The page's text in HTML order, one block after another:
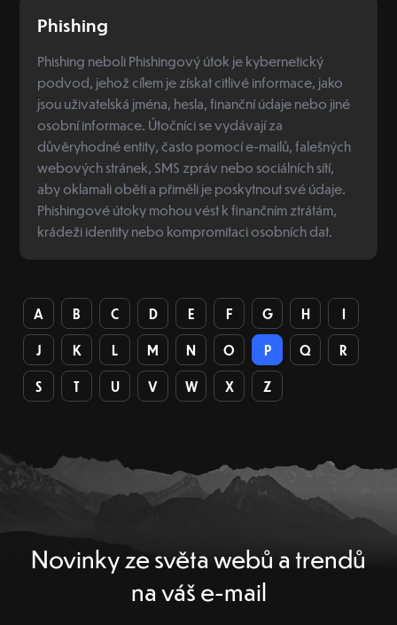
Phishing
Phishing neboli Phishingový útok je kybernetický
podvod, jehož cílem je získat citlivé informace, jako
jsou uživatelská jména, hesla, finanční údaje nebo jiné
osobní informace. Útočníci se vydávají za
důvěryhodné entity, často pomocí e-mailů, falešných
webových stránek, SMS zpráv nebo sociálních sítí,
aby oklamali oběti a přiměli je poskytnout své údaje.
Phishingové útoky mohou vést k finančním ztrátám,
krádeži identity nebo kompromitaci osobních dat.
A B C D E F G H I
J K L M N O P Q R
S T U V W X Z
Novinky ze světa webů a trendů
na váš e-mail